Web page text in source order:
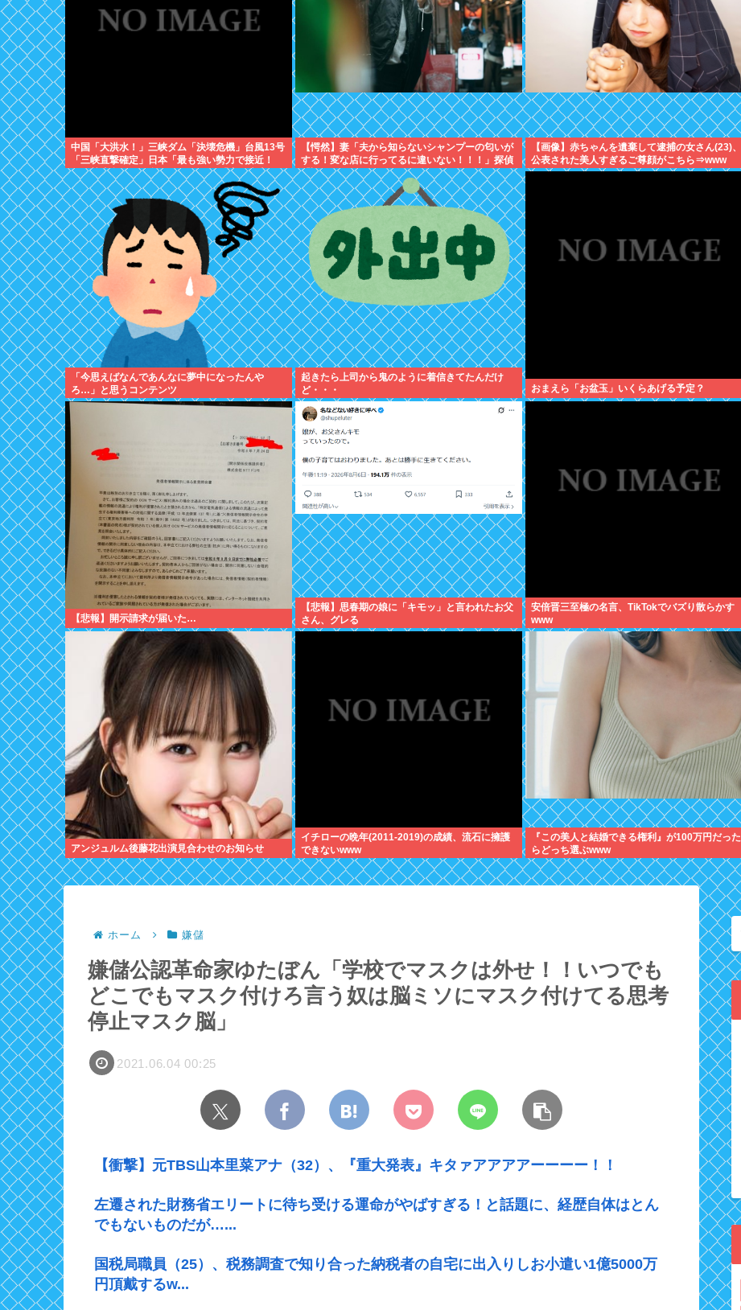
中国「大洪水！」三峡ダム「決壊危機」台風13号
「三峡直撃確定」日本「最も強い勢力で接近！
（伊勢湾台風級」台風13号と15号「中国本土でぶ
つかり合う（前代未聞」→
【愕然】妻「夫から知らないシャンプーの匂いが
する！変な店に行ってるに違いない！！！」探偵
「調べたところ･･･」⇒結果ｗｗ
【画像】赤ちゃんを遺棄して逮捕の女さん(23)、
公表された美人すぎるご尊顔がこちら⇒www
「今思えばなんであんなに夢中になったんや
ろ…」と思うコンテンツ
起きたら上司から鬼のように着信きてたんだけ
ど・・・
おまえら「お盆玉」いくらあげる予定？
【悲報】開示請求が届いた…
【悲報】思春期の娘に「キモッ」と言われたお父
さん、グレる
安倍晋三至極の名言、TikTokでバズり散らかす
www
アンジュルム後藤花出演見合わせのお知らせ
イチローの晩年(2011-2019)の成績、流石に擁護
できないwww
『この美人と結婚できる権利』が100万円だった
らどっち選ぶwww
ホーム 嫌儲
嫌儲公認革命家ゆたぼん「学校でマスクは外せ！！いつでも
どこでもマスク付けろ言う奴は脳ミソにマスク付けてる思考
停止マスク脳」
2021.06.04 00:25
【衝撃】元TBS山本里菜アナ（32）、『重大発表』キタァアアアアーーーー！！
左遷された財務省エリートに待ち受ける運命がやばすぎる！と話題に、経歴自体はとん
でもないものだが…...
国税局職員（25）、税務調査で知り合った納税者の自宅に出入りしお小遣い1億5000万
円頂戴するw...